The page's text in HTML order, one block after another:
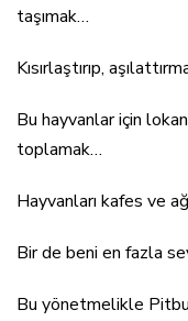
taşımak…
Kısırlaştırıp,
Bu hayvanlar için
toplamak…
Hayvanları kafes ve
Bir de beni en fazla
Bu yönetmelikle